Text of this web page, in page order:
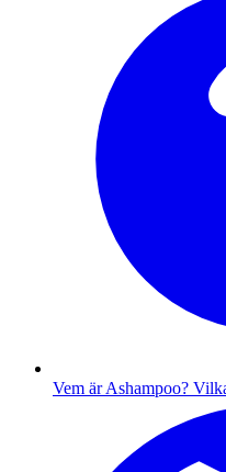
Vem är Ashampoo?